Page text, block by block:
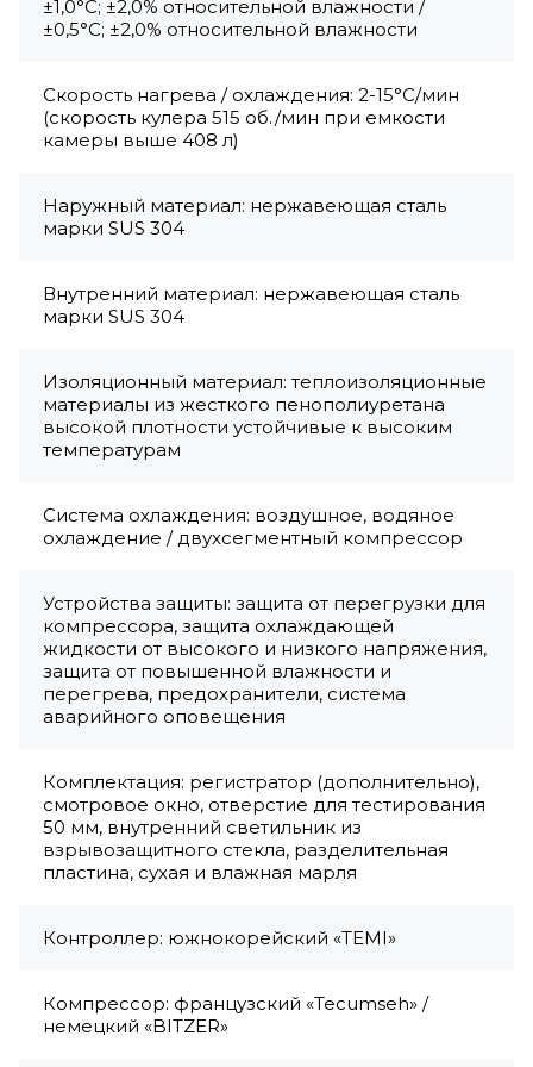
±1,0°С; ±2,0% относительной влажности /
±0,5°C; ±2,0% относительной влажности
Скорость нагрева / охлаждения: 2-15°С/мин
(скорость кулера 515 об./мин при емкости
камеры выше 408 л)
Наружный материал: нержавеющая сталь
марки SUS 304
Внутренний материал: нержавеющая сталь
марки SUS 304
Изоляционный материал: теплоизоляционные
материалы из жесткого пенополиуретана
высокой плотности устойчивые к высоким
температурам
Система охлаждения: воздушное, водяное
охлаждение / двухсегментный компрессор
Устройства защиты: защита от перегрузки для
компрессора, защита охлаждающей
жидкости от высокого и низкого напряжения,
защита от повышенной влажности и
перегрева, предохранители, система
аварийного оповещения
Комплектация: регистратор (дополнительно),
смотровое окно, отверстие для тестирования
50 мм, внутренний светильник из
взрывозащитного стекла, разделительная
пластина, сухая и влажная марля
Контроллер: южнокорейский «TEMI»
Компрессор: французский «Tecumseh» /
немецкий «BITZER»